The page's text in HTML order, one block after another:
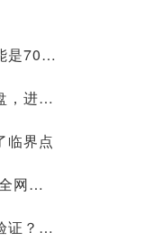
DeepSeek 表明：未来 10 年，可能是70后80后最艰难的10 年
为什么建议大家要将网站作为基本盘，进来看看是否有道理再喷
临界点
人形机器人：2025年产业全解析（全网最全国内外玩家排行&细分龙头）
微信添加新好友为何总要经过安全验证？背后原因深度解析